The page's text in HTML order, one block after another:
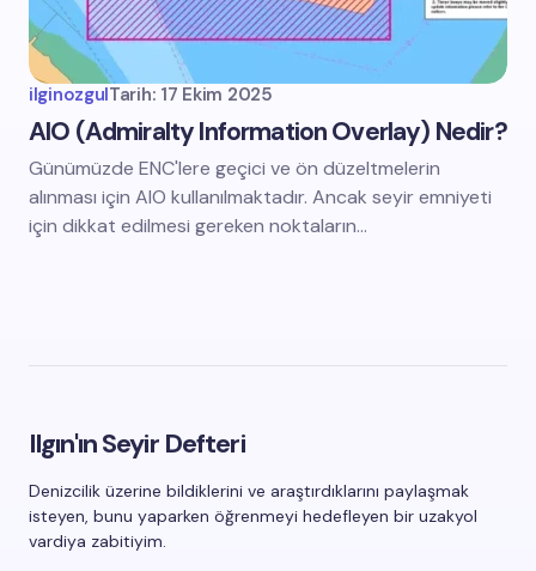
ilginozgulTarih: 17 Ekim 2025
AIO (Admiralty Information Overlay) Nedir?
Günümüzde ENC'lere geçici ve ön düzeltmelerin
alınması için AIO kullanılmaktadır. Ancak seyir emniyeti
için dikkat edilmesi gereken noktaların…
Ilgın'ın Seyir Defteri
Denizcilik üzerine bildiklerini ve araştırdıklarını paylaşmak
isteyen, bunu yaparken öğrenmeyi hedefleyen bir uzakyol
vardiya zabitiyim.